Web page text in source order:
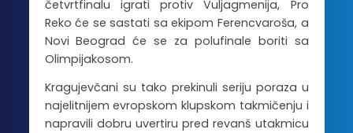
četvrtfinalu igrati protiv Vuljagmenija, Pro
Reko će se sastati sa ekipom Ferencvaroša, a
Novi Beograd će se za polufinale boriti sa
Olimpijakosom.
Kragujevčani su tako prekinuli seriju poraza u
najelitnijem evropskom klupskom takmičenju i
napravili dobru uvertiru pred revanš utakmicu